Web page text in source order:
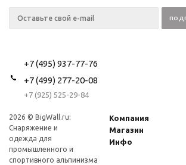
+7 (495) 937-77-76
+7 (499) 277-20-08
+7 (925) 525-29-84
2026 © BigWall.ru:
Снаряжение и
одежда для
промышленного и
спортивного альпинизма
Компания
Магазин
Инфо